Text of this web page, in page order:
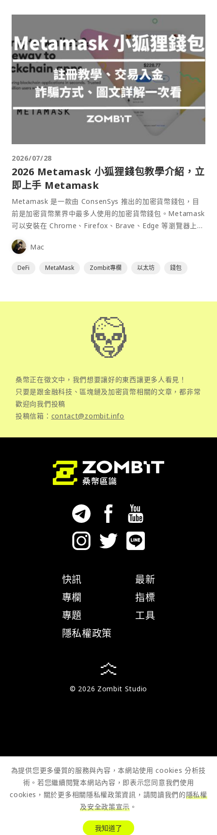
2026/07/28
2026 Metamask 小狐狸錢包教學介紹，立
即上手 Metamask
Metamask 是一款由 ConsenSys 推出的加密貨幣錢包，目
前是加密貨幣業界中最多人使用的加密貨幣錢包。Metamask
可以安裝在 Chrome、Firefox、Brave、Edge 等瀏覽器上作
為插件使用，具備許多功能且使用上非常方便。
Mac
DeFi MetaMask Zombit專欄 以太坊 錢包
桑幣正在徵文中，我們想要讓好的東西讓更多人看見！
只要是跟金融科技、區塊鏈及加密貨幣相關的文章，都非常
歡迎向我們投稿
投稿信箱： contact@zombit.info
快訊
專欄
專題
隱私權政策
最新
指標
工具
© 2026 Zombit Studio
為提供您更多優質的服務與內容，本網站使用 cookies 分析技
術。若您繼續閱覽本網站內容，即表示您同意我們使用
cookies，關於更多相關隱私權政策資訊，請閱讀我們的隱私權
及安全政策宣示 。
我知道了